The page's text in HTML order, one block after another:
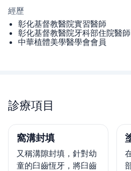
經歷
彰化基督教醫院實習醫師
彰化基督教醫院牙科部住院醫師
中華植體美學醫學會會員
診療項目
窩溝封填
又稱溝隙封填，針對幼
童的臼齒恆牙，將臼齒